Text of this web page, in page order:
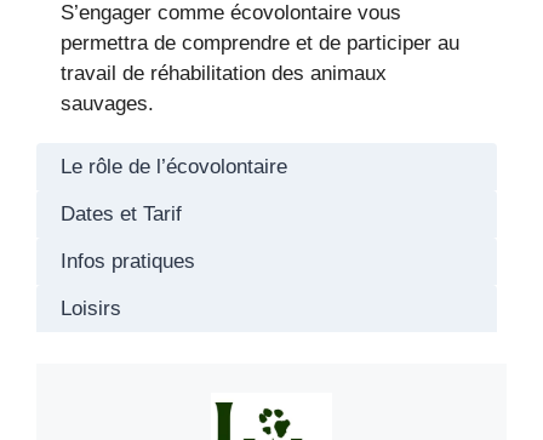
S’engager comme écovolontaire vous
permettra de comprendre et de participer au
travail de réhabilitation des animaux
sauvages.
Le rôle de l’écovolontaire
Dates et Tarif
Infos pratiques
Loisirs